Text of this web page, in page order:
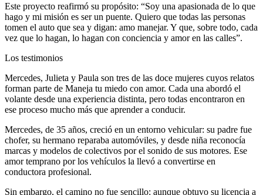
Este proyecto reafirmó su propósito: “Soy una apasionada de lo que
hago y mi misión es ser un puente. Quiero que todas las personas
tomen el auto que sea y digan: amo manejar. Y que, sobre todo, cada
vez que lo hagan, lo hagan con conciencia y amor en las calles”.
Los testimonios
Mercedes, Julieta y Paula son tres de las doce mujeres cuyos relatos
forman parte de Maneja tu miedo con amor. Cada una abordó el
volante desde una experiencia distinta, pero todas encontraron en
ese proceso mucho más que aprender a conducir.
Mercedes, de 35 años, creció en un entorno vehicular: su padre fue
chofer, su hermano reparaba automóviles, y desde niña reconocía
marcas y modelos de colectivos por el sonido de sus motores. Ese
amor temprano por los vehículos la llevó a convertirse en
conductora profesional.
Sin embargo, el camino no fue sencillo: aunque obtuvo su licencia a